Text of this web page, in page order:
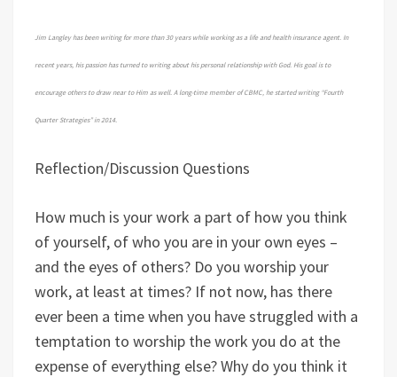
Jim Langley has been writing for more than 30 years while working as a life and health insurance agent. In
recent years, his passion has turned to writing about his personal relationship with God. His goal is to
encourage others to draw near to Him as well. A long-time member of CBMC, he started writing “Fourth
Quarter Strategies” in 2014.
Reflection/Discussion Questions
How much is your work a part of how you think
of yourself, of who you are in your own eyes –
and the eyes of others? Do you worship your
work, at least at times? If not now, has there
ever been a time when you have struggled with a
temptation to worship the work you do at the
expense of everything else? Why do you think it